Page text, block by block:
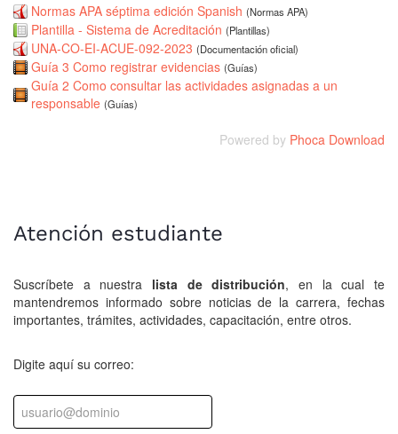
Normas APA séptima edición Spanish (Normas APA)
Plantilla - Sistema de Acreditación (Plantillas)
UNA-CO-EI-ACUE-092-2023 (Documentación oficial)
Guía 3 Como registrar evidencias (Guías)
Guía 2 Como consultar las actividades asignadas a un
responsable (Guías)
Powered by Phoca Download
Atención estudiante
Suscríbete a nuestra lista de distribución, en la cual te
mantendremos informado sobre noticias de la carrera, fechas
importantes, trámites, actividades, capacitación, entre otros.
Digite aquí su correo: